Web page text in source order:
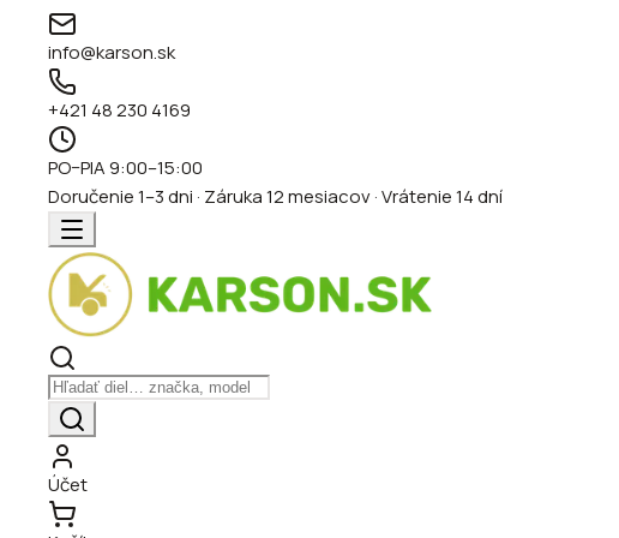
info@karson.sk
+421 48 230 4169
PO–PIA 9:00–15:00
Doručenie 1–3 dni · Záruka 12 mesiacov · Vrátenie 14 dní
Účet